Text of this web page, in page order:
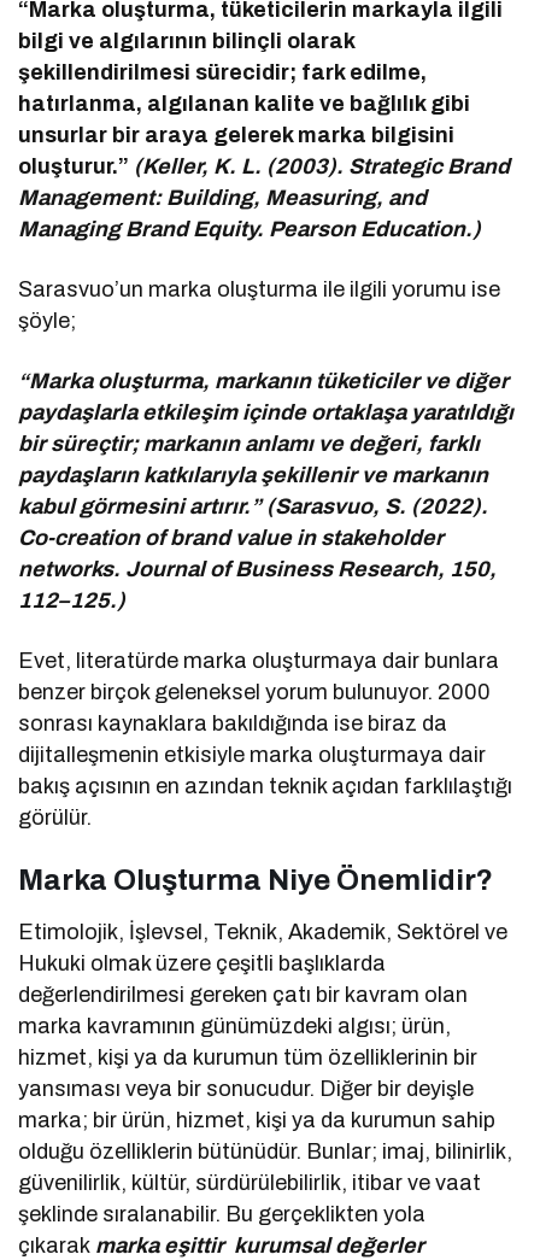
“Marka oluşturma, tüketicilerin markayla ilgili
bilgi ve algılarının bilinçli olarak
şekillendirilmesi sürecidir; fark edilme,
hatırlanma, algılanan kalite ve bağlılık gibi
unsurlar bir araya gelerek marka bilgisini
oluşturur.” (Keller, K. L. (2003). Strategic Brand
Management: Building, Measuring, and
Managing Brand Equity. Pearson Education.)
Sarasvuo’un marka oluşturma ile ilgili yorumu ise
şöyle;
“Marka oluşturma, markanın tüketiciler ve diğer
paydaşlarla etkileşim içinde ortaklaşa yaratıldığı
bir süreçtir; markanın anlamı ve değeri, farklı
paydaşların katkılarıyla şekillenir ve markanın
kabul görmesini artırır.” (Sarasvuo, S. (2022).
Co-creation of brand value in stakeholder
networks. Journal of Business Research, 150,
112–125.)
Evet, literatürde marka oluşturmaya dair bunlara
benzer birçok geleneksel yorum bulunuyor. 2000
sonrası kaynaklara bakıldığında ise biraz da
dijitalleşmenin etkisiyle marka oluşturmaya dair
bakış açısının en azından teknik açıdan farklılaştığı
görülür.
Marka Oluşturma Niye Önemlidir?
Etimolojik, İşlevsel, Teknik, Akademik, Sektörel ve
Hukuki olmak üzere çeşitli başlıklarda
değerlendirilmesi gereken çatı bir kavram olan
marka kavramının günümüzdeki algısı; ürün,
hizmet, kişi ya da kurumun tüm özelliklerinin bir
yansıması veya bir sonucudur. Diğer bir deyişle
marka; bir ürün, hizmet, kişi ya da kurumun sahip
olduğu özelliklerin bütünüdür. Bunlar; imaj, bilinirlik,
güvenilirlik, kültür, sürdürülebilirlik, itibar ve vaat
şeklinde sıralanabilir. Bu gerçeklikten yola
çıkarak marka eşittir kurumsal değerler